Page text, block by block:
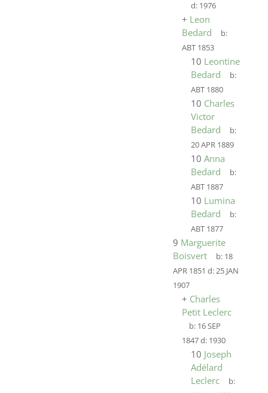
d: 1976
+ Leon
Bedard
b:
ABT 1853
10 Leontine
Bedard
b:
ABT 1880
10 Charles
Victor
Bedard
b:
20 APR 1889
10 Anna
Bedard
b:
ABT 1887
10 Lumina
Bedard
b:
ABT 1877
9 Marguerite
Boisvert
b: 18
APR 1851 d:25 JAN
1907
+ Charles
Petit Leclerc
b: 16 SEP
1847d: 1930
10 Joseph
Adélard
Leclerc
b: